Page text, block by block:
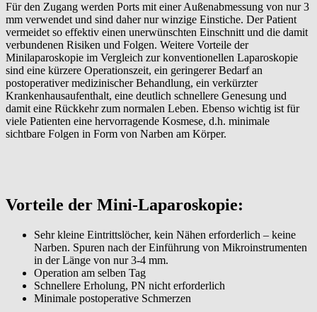
Für den Zugang werden Ports mit einer Außenabmessung von nur 3
mm verwendet und sind daher nur winzige Einstiche. Der Patient
vermeidet so effektiv einen unerwünschten Einschnitt und die damit
verbundenen Risiken und Folgen. Weitere Vorteile der
Minilaparoskopie im Vergleich zur konventionellen Laparoskopie
sind eine kürzere Operationszeit, ein geringerer Bedarf an
postoperativer medizinischer Behandlung, ein verkürzter
Krankenhausaufenthalt, eine deutlich schnellere Genesung und
damit eine Rückkehr zum normalen Leben. Ebenso wichtig ist für
viele Patienten eine hervorragende Kosmese, d.h. minimale
sichtbare Folgen in Form von Narben am Körper.
Vorteile der Mini-Laparoskopie:
Sehr kleine Eintrittslöcher, kein Nähen erforderlich – keine
Narben. Spuren nach der Einführung von Mikroinstrumenten
in der Länge von nur 3-4 mm.
Operation am selben Tag
Schnellere Erholung, PN nicht erforderlich
Minimale postoperative Schmerzen